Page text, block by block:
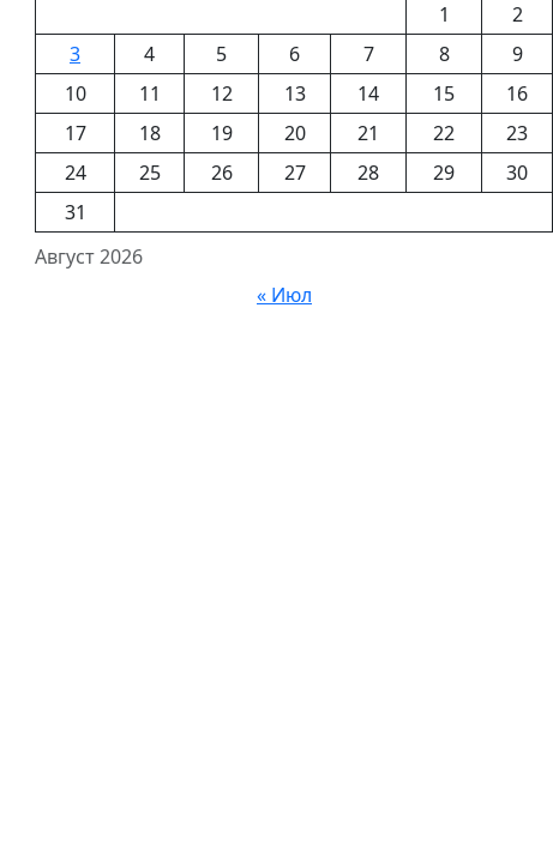
Август 2026
1
2
3
4 5 6 7 8
9
10
11 12 13 14 15
16
17
18 19 20 21 22
23
24
25 26 27 28 29
30
31
« Июл